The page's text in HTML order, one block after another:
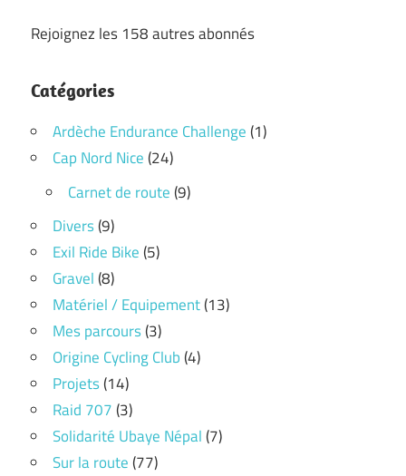
Rejoignez les 158 autres abonnés
Catégories
Ardèche Endurance Challenge(1)
Cap Nord Nice(24)
Carnet de route(9)
Divers(9)
Exil Ride Bike(5)
Gravel(8)
Matériel / Equipement(13)
Mes parcours(3)
Origine Cycling Club(4)
Projets(14)
Raid 707(3)
Solidarité Ubaye Népal(7)
Sur la route(77)